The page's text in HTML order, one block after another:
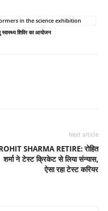
in the science exhibition
शिविर का आयोजन
Next article
SHARMA RETIRE: रोहित
शर्मा ने टेस्ट क्रिकेट से लिया संन्यास,
ऐसा रहा टेस्ट करियर